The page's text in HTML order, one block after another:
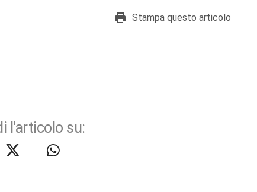
Stampa questo articolo
l'articolo su: